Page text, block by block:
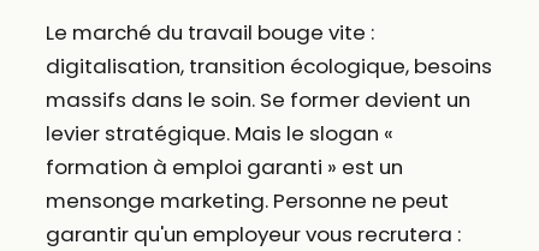
Le marché du travail bouge vite :
digitalisation, transition écologique, besoins
massifs dans le soin. Se former devient un
levier stratégique. Mais le slogan «
formation à emploi garanti » est un
mensonge marketing. Personne ne peut
garantir qu'un employeur vous recrutera :